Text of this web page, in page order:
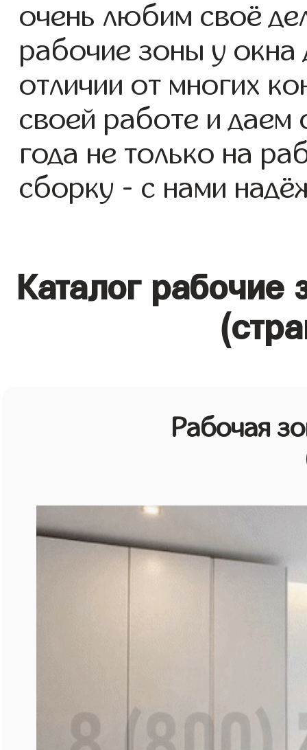
очень любим своё
рабочие зоны у окна
отличии от многих
своей работе и
года не только на
сборку - с нами
Каталог
Рабочая